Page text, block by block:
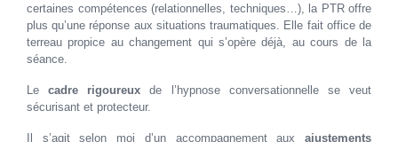
certaines compétences (relationnelles, techniques…), la PTR offre
plus qu’une réponse aux situations traumatiques. Elle fait office de
terreau propice au changement qui s’opère déjà, au cours de la
séance.
Lecadre rigoureux de l’hypnose conversationnelle se veut
sécurisant et protecteur.
Il s’agit selon moi d’un accompagnement aux ajustements